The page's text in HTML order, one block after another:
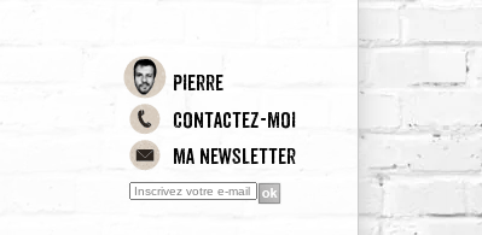
Pierre
Contactez-moi
Ma newsletter